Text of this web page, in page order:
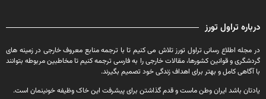
درباره تراول تورز
در مجله اطلاع رسانی تراول تورز تلاش می کنیم تا با ترجمه منابع معروف خارجی در زمینه های
گردشگری و قوانین کشورها، مقالات خارجی را به فارسی ترجمه کنیم تا مخاطبین مربوطه بتوانند
با آگاهی کامل و بهتر برای اهداف زندگی خود تصمیم بگیرند.
یادتان باشد ایران وطن ماست و قدم گذاشتن برای پیشرفت این خاک وظیفه خونینمان است.